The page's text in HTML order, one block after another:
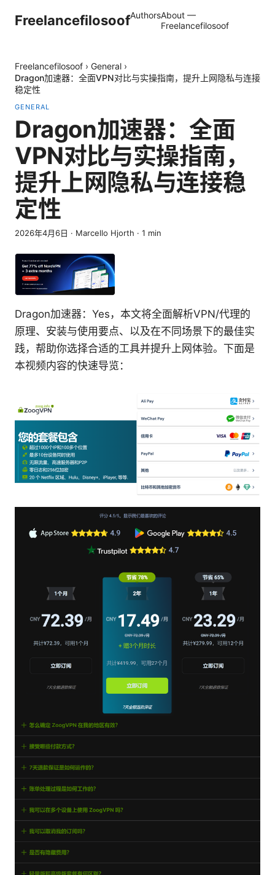
FreelancefilosoofAuthorsAbout —
Freelancefilosoof
Freelancefilosoof › General ›
Dragon加速器：全面VPN对比与实操指南，提升上网隐私与连接
稳定性
GENERAL
Dragon加速器：全面
VPN对比与实操指南，
提升上网隐私与连接稳
定性
2026年4月6日 · Marcello Hjorth · 1 min
Dragon加速器：Yes，本文将全面解析VPN/代理的
原理、安装与使用要点、以及在不同场景下的最佳实
践，帮助你选择合适的工具并提升上网体验。下面是
本视频内容的快速导览：